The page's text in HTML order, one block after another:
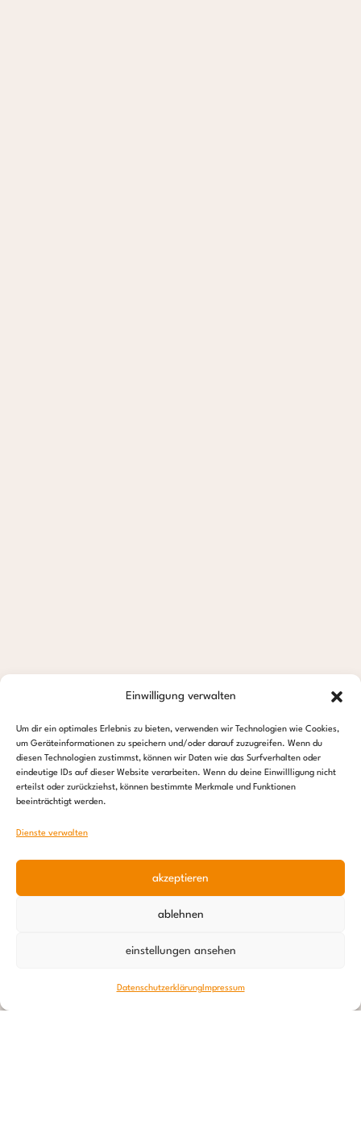
Einwilligung verwalten
Um dir ein optimales Erlebnis zu bieten, verwenden wir Technologien wie Cookies,
um Geräteinformationen zu speichern und/oder darauf zuzugreifen. Wenn du
diesen Technologien zustimmst, können wir Daten wie das Surfverhalten oder
eindeutige IDs auf dieser Website verarbeiten. Wenn du deine Einwillligung nicht
erteilst oder zurückziehst, können bestimmte Merkmale und Funktionen
beeinträchtigt werden.
Dienste verwalten
akzeptieren
ablehnen
einstellungen ansehen
DatenschutzerklärungImpressum